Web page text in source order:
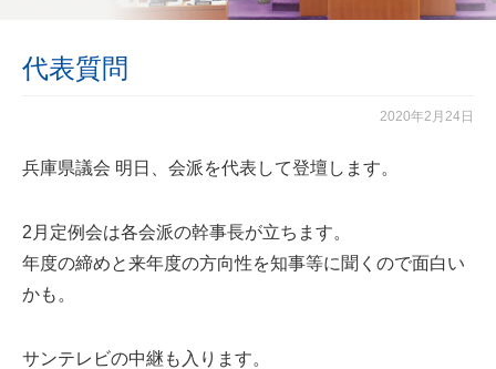
代表質問
2020年2月24日
兵庫県議会 明日、会派を代表して登壇します。
2月定例会は各会派の幹事長が立ちます。
年度の締めと来年度の方向性を知事等に聞くので面白い
かも。
サンテレビの中継も入ります。